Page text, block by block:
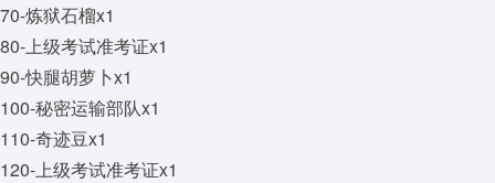
70-炼狱石榴x1
80-上级考试准考证x1
90-快腿胡萝卜x1
100-秘密运输部队x1
110-奇迹豆x1
120-上级考试准考证x1